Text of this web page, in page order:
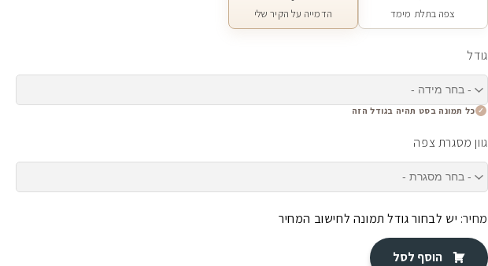
צפה בתלת מימד הדמייה על הקיר שלי
גודל
כל תמונה בסט תהיה בגודל הזה
גוון מסגרת צפה
מחיר: יש לבחור גודל תמונה לחישוב המחיר
הוסף לסל